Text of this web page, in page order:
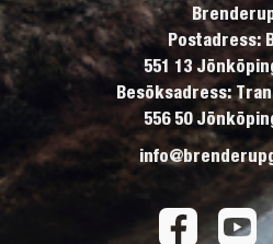
Postadress:
551 13
Besöksadress:
556 50